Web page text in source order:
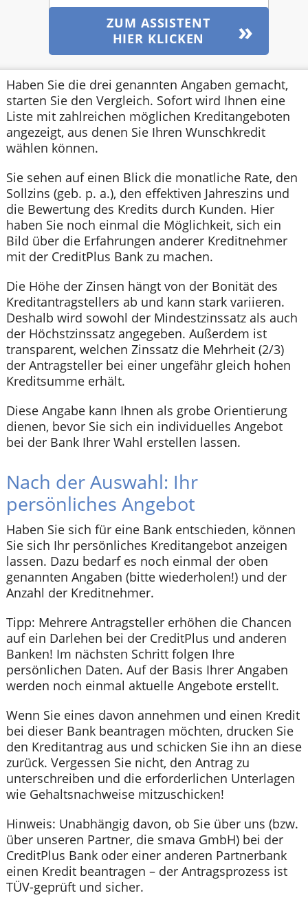
ZUM ASSISTENT
HIER KLICKEN
Haben Sie die drei genannten Angaben gemacht,
starten Sie den Vergleich. Sofort wird Ihnen eine
Liste mit zahlreichen möglichen Kreditangeboten
angezeigt, aus denen Sie Ihren Wunschkredit
wählen können.
Sie sehen auf einen Blick die monatliche Rate, den
Sollzins (geb. p. a.), den effektiven Jahreszins und
die Bewertung des Kredits durch Kunden. Hier
haben Sie noch einmal die Möglichkeit, sich ein
Bild über die Erfahrungen anderer Kreditnehmer
mit der CreditPlus Bank zu machen.
Die Höhe der Zinsen hängt von der Bonität des
Kreditantragstellers ab und kann stark variieren.
Deshalb wird sowohl der Mindestzinssatz als auch
der Höchstzinssatz angegeben. Außerdem ist
transparent, welchen Zinssatz die Mehrheit (2/3)
der Antragsteller bei einer ungefähr gleich hohen
Kreditsumme erhält.
Diese Angabe kann Ihnen als grobe Orientierung
dienen, bevor Sie sich ein individuelles Angebot
bei der Bank Ihrer Wahl erstellen lassen.
Nach der Auswahl: Ihr
persönliches Angebot
Haben Sie sich für eine Bank entschieden, können
Sie sich Ihr persönliches Kreditangebot anzeigen
lassen. Dazu bedarf es noch einmal der oben
genannten Angaben (bitte wiederholen!) und der
Anzahl der Kreditnehmer.
Tipp: Mehrere Antragsteller erhöhen die Chancen
auf ein Darlehen bei der CreditPlus und anderen
Banken! Im nächsten Schritt folgen Ihre
persönlichen Daten. Auf der Basis Ihrer Angaben
werden noch einmal aktuelle Angebote erstellt.
Wenn Sie eines davon annehmen und einen Kredit
bei dieser Bank beantragen möchten, drucken Sie
den Kreditantrag aus und schicken Sie ihn an diese
zurück. Vergessen Sie nicht, den Antrag zu
unterschreiben und die erforderlichen Unterlagen
wie Gehaltsnachweise mitzuschicken!
Hinweis: Unabhängig davon, ob Sie über uns (bzw.
über unseren Partner, die smava GmbH) bei der
CreditPlus Bank oder einer anderen Partnerbank
einen Kredit beantragen – der Antragsprozess ist
TÜV-geprüft und sicher.